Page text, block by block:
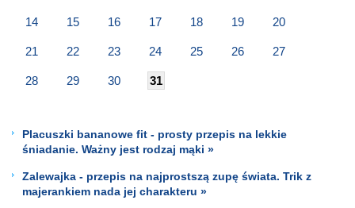
14 15 16 17 18 19 20
21 22 23 24 25 26 27
28 29 30 31
Placuszki bananowe fit - prosty przepis na lekkie
śniadanie. Ważny jest rodzaj mąki »
Zalewajka - przepis na najprostszą zupę świata. Trik z
majerankiem nada jej charakteru »